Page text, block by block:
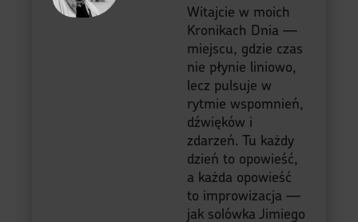
Witajcie w moich
Kronikach Dnia —
miejscu, gdzie czas
nie płynie liniowo,
lecz pulsuje w
rytmie wspomnień,
dźwięków i
zdarzeń. Tu każdy
dzień to opowieść,
a każda opowieść
to improwizacja —
jak solówka Jimiego